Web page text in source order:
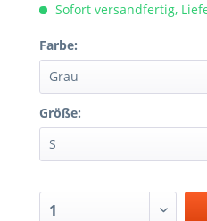
Sofort versandfertig,
Farbe:
Größe: